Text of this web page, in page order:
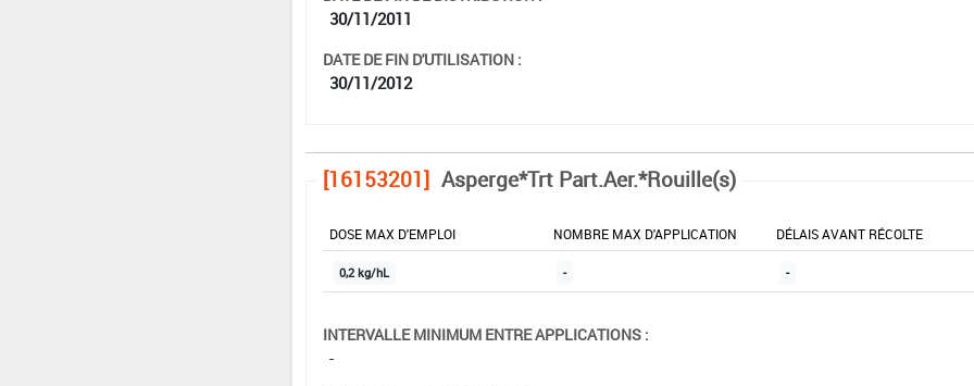
30/11/2011
DATE DE FIN D'UTILISATION :
30/11/2012
[16153201] Asperge*Trt Part.Aer.*Rouille(s)
DOSE MAX D'EMPLOI NOMBRE MAX D'APPLICATION DÉLAIS AVANT RÉCOLTE
0,2 kg/hL - -
INTERVALLE MINIMUM ENTRE APPLICATIONS :
-